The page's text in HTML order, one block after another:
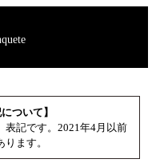
ついて】
表記です。2021年4月以前
ます。